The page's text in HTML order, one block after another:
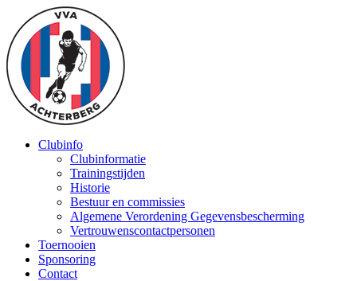
Clubinfo
Clubinformatie
Trainingstijden
Historie
Bestuur en commissies
Algemene Verordening Gegevensbescherming
Vertrouwenscontactpersonen
Toernooien
Sponsoring
Contact